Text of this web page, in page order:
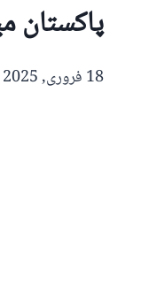
پاکستان
18 فروری, 2025